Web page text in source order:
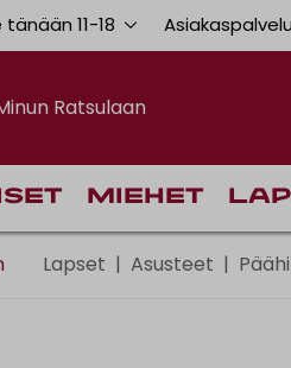
11-18 Asiakaspalvelu
Ratsulaan
Miehet
Lapset | Asusteet |